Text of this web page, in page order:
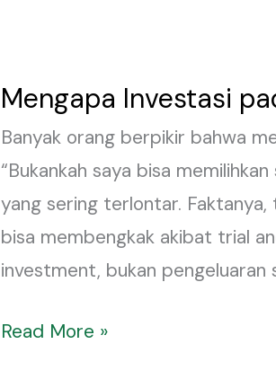
Mengapa Investasi
Banyak orang berpikir bahwa
“Bukankah saya bisa
yang sering terlontar.
bisa membengkak akibat trial
investment, bukan pengeluaran
Mengapa
Investasi
pada
Jasa
Desain
Interior
Penting?
Read More »